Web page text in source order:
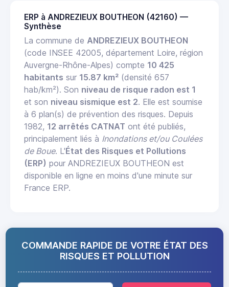
ERP à ANDREZIEUX BOUTHEON (42160) —
Synthèse
La commune de ANDREZIEUX BOUTHEON
(code INSEE 42005, département Loire, région
Auvergne-Rhône-Alpes) compte 10 425
habitants sur 15.87 km² (densité 657
hab/km²). Son niveau de risque radon est 1
et son niveau sismique est 2. Elle est soumise
à 6 plan(s) de prévention des risques. Depuis
1982, 12 arrêtés CATNAT ont été publiés,
principalement liés à Inondations et/ou Coulées
de Boue. L'État des Risques et Pollutions
(ERP) pour ANDREZIEUX BOUTHEON est
disponible en ligne en moins d'une minute sur
France ERP.
COMMANDE RAPIDE DE VOTRE ÉTAT DES
RISQUES ET POLLUTION